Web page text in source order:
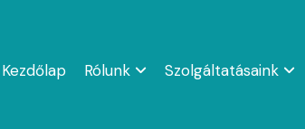
Kezdőlap Rólunk Szolgáltatásaink